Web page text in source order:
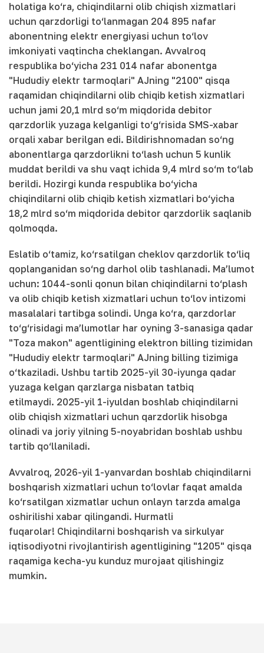
holatiga ko‘ra, chiqindilarni olib chiqish xizmatlari
uchun qarzdorligi to‘lanmagan 204 895 nafar
abonentning elektr energiyasi uchun to‘lov
imkoniyati vaqtincha cheklangan. Avvalroq
respublika bo‘yicha 231 014 nafar abonentga
"Hududiy elektr tarmoqlari" AJning "2100" qisqa
raqamidan chiqindilarni olib chiqib ketish xizmatlari
uchun jami 20,1 mlrd so‘m miqdorida debitor
qarzdorlik yuzaga kelganligi to‘g‘risida SMS-xabar
orqali xabar berilgan edi. Bildirishnomadan so‘ng
abonentlarga qarzdorlikni to‘lash uchun 5 kunlik
muddat berildi va shu vaqt ichida 9,4 mlrd so‘m to‘lab
berildi. Hozirgi kunda respublika bo‘yicha
chiqindilarni olib chiqib ketish xizmatlari bo‘yicha
18,2 mlrd so‘m miqdorida debitor qarzdorlik saqlanib
qolmoqda.
Eslatib o‘tamiz, ko‘rsatilgan cheklov qarzdorlik to‘liq
qoplanganidan so‘ng darhol olib tashlanadi. Ma’lumot
uchun: 1044-sonli qonun bilan chiqindilarni to‘plash
va olib chiqib ketish xizmatlari uchun to‘lov intizomi
masalalari tartibga solindi. Unga ko‘ra, qarzdorlar
to‘g‘risidagi ma’lumotlar har oyning 3-sanasiga qadar
"Toza makon" agentligining elektron billing tizimidan
"Hududiy elektr tarmoqlari" AJning billing tizimiga
o‘tkaziladi. Ushbu tartib 2025-yil 30-iyunga qadar
yuzaga kelgan qarzlarga nisbatan tatbiq
etilmaydi. 2025-yil 1-iyuldan boshlab chiqindilarni
olib chiqish xizmatlari uchun qarzdorlik hisobga
olinadi va joriy yilning 5-noyabridan boshlab ushbu
tartib qo‘llaniladi.
Avvalroq, 2026-yil 1-yanvardan boshlab chiqindilarni
boshqarish xizmatlari uchun to‘lovlar faqat amalda
ko‘rsatilgan xizmatlar uchun onlayn tarzda amalga
oshirilishi xabar qilingandi. Hurmatli
fuqarolar! Chiqindilarni boshqarish va sirkulyar
iqtisodiyotni rivojlantirish agentligining "1205" qisqa
raqamiga kecha-yu kunduz murojaat qilishingiz
mumkin.